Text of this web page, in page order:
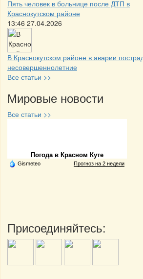
Пять человек в больнице после ДТП в
Краснокутском районе
13:46 27.04.2026
В Краснокутском районе в аварии
несовершеннолетние
Все статьи >>
Мировые новости
Все статьи >>
Погода в Красном Куте
Gismeteo Прогноз на 2 недели
Присоединяйтесь: